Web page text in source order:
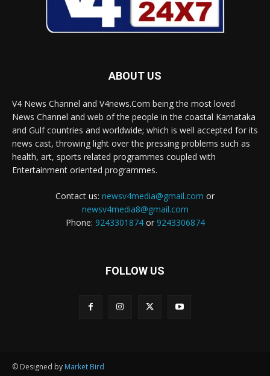
ABOUT US
V4 News Channel and V4news.Com being the most loved
News Channel and web of the people in the coastal Karnataka
and Gulf countries and worldwide; which is well accepted for its
news cast, throwing light over the pressing problems such as
health, art, sports related programmes coupled with
Entertainment oriented programmes.
Contact us: newsv4media@gmail.com or
newsv4media8@gmail.com
Phone: 9243301874or 9243306874
FOLLOW US
© Designed by Market Bird